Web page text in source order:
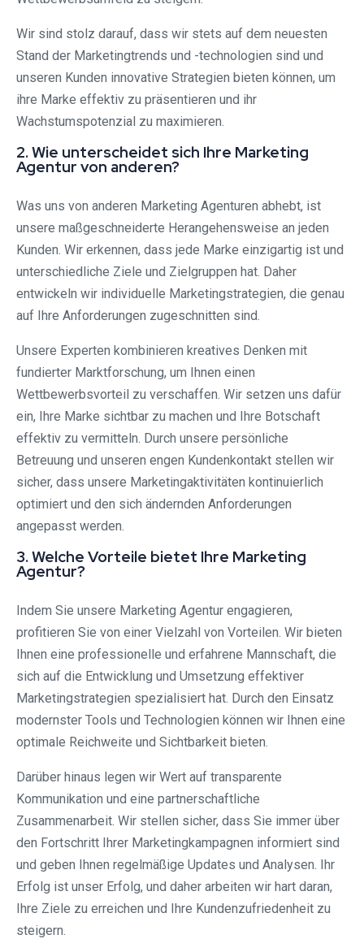
Wir sind stolz darauf, dass wir stets auf dem neuesten
Stand der Marketingtrends und -technologien sind und
unseren Kunden innovative Strategien bieten können, um
ihre Marke effektiv zu präsentieren und ihr
Wachstumspotenzial zu maximieren.
2. Wie unterscheidet sich Ihre Marketing
Agentur von anderen?
Was uns von anderen Marketing Agenturen abhebt, ist
unsere maßgeschneiderte Herangehensweise an jeden
Kunden. Wir erkennen, dass jede Marke einzigartig ist und
unterschiedliche Ziele und Zielgruppen hat. Daher
entwickeln wir individuelle Marketingstrategien, die genau
auf Ihre Anforderungen zugeschnitten sind.
Unsere Experten kombinieren kreatives Denken mit
fundierter Marktforschung, um Ihnen einen
Wettbewerbsvorteil zu verschaffen. Wir setzen uns dafür
ein, Ihre Marke sichtbar zu machen und Ihre Botschaft
effektiv zu vermitteln. Durch unsere persönliche
Betreuung und unseren engen Kundenkontakt stellen wir
sicher, dass unsere Marketingaktivitäten kontinuierlich
optimiert und den sich ändernden Anforderungen
angepasst werden.
3. Welche Vorteile bietet Ihre Marketing
Agentur?
Indem Sie unsere Marketing Agentur engagieren,
profitieren Sie von einer Vielzahl von Vorteilen. Wir bieten
Ihnen eine professionelle und erfahrene Mannschaft, die
sich auf die Entwicklung und Umsetzung effektiver
Marketingstrategien spezialisiert hat. Durch den Einsatz
modernster Tools und Technologien können wir Ihnen eine
optimale Reichweite und Sichtbarkeit bieten.
Darüber hinaus legen wir Wert auf transparente
Kommunikation und eine partnerschaftliche
Zusammenarbeit. Wir stellen sicher, dass Sie immer über
den Fortschritt Ihrer Marketingkampagnen informiert sind
und geben Ihnen regelmäßige Updates und Analysen. Ihr
Erfolg ist unser Erfolg, und daher arbeiten wir hart daran,
Ihre Ziele zu erreichen und Ihre Kundenzufriedenheit zu
steigern.